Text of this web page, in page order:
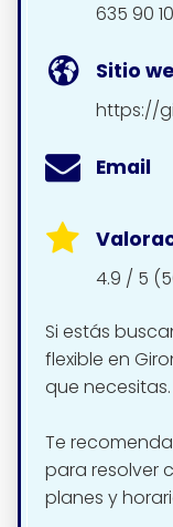
635 90
Sitio
https://
Email
4.9 / 5
Si estás
flexible en
que necesitas.
Te
para resolver
planes y